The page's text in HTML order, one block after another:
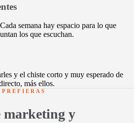
semana hay espacio para lo que
los que escuchan.
y el chiste corto y muy esperado de
más ellos.
marketing y